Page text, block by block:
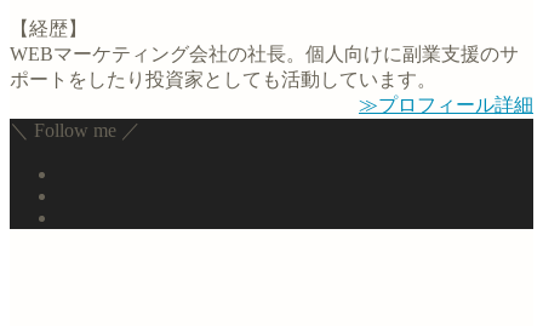
【経歴】
WEBマーケティング会社の社長。個人向けに副業支援のサ
ポートをしたり投資家としても活動しています。
≫プロフィール詳細
＼ Follow me ／